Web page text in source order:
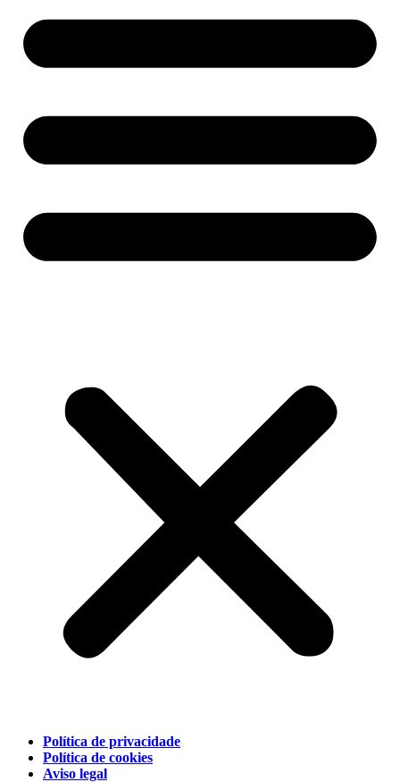
Política de privacidade
Política de cookies
Aviso legal